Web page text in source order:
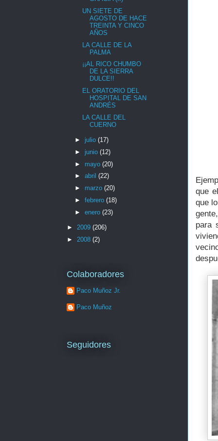
que
que
para
UN SIETE DE
AGOSTO DE HACE
TREINTA Y CINCO
AÑOS
LA CALLE DE LA
PALMA
¡¡AL RICO CHUMBO
DE LA SIERRA
DULCE!!
EL ORATORIO DEL
HOSPITAL DE SAN
ANDRÉS
LA CALLE DEL
CUERNO
► julio (17)
► junio (12)
► mayo (20)
► abril (22)
► marzo (20)
► febrero (18)
► enero (23)
► 2009 (206)
► 2008 (2)
Colaboradores
Paco Muñoz Jr.
Paco Muñoz
Seguidores